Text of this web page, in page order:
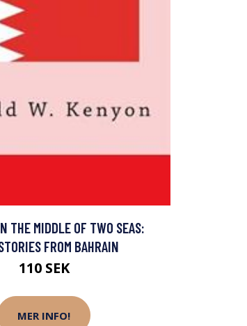
THE MIDDLE OF TWO SEAS:
FROM BAHRAIN
110 SEK
MER INFO!